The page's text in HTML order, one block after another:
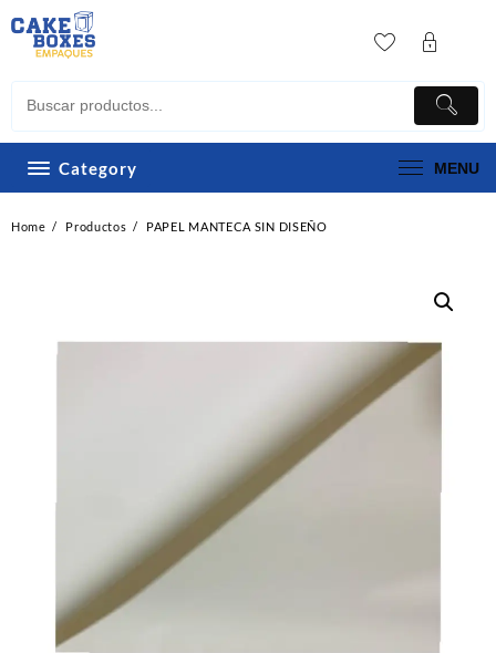
to
content
Category MENU
Home Productos PAPEL MANTECA SIN DISEÑO